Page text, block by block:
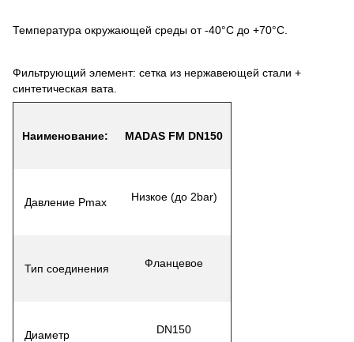
Температура окружающей среды от -40°С до +70°С.
Фильтрующий элемент: сетка из нержавеющей стали +
синтетическая вата.
Наименование: MADAS FM DN150
Давление Pmax Низкое (до 2bar)
Тип соединения Фланцевое
Диаметр DN150